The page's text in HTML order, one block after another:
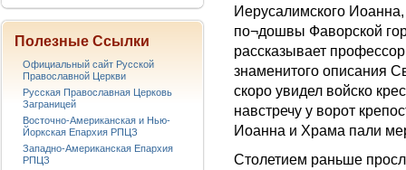
Иерусалимского
по¬дошвы Фаворской
рассказывает
знаменитого описания
скоро увидел войско
навстречу у ворот
Иоанна и Храма пали
Столетием раньше
Полезные Ссылки
Официальный сайт Русской
Православной Церкви
Русская Православная Церковь
Заграницей
Восточно-Американская и Нью-
Йоркская Епархия РПЦЗ
Западно-Американская Епархия
РПЦЗ